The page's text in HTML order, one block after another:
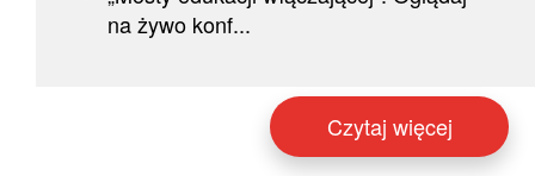
na żywo konf...
Czytaj więcej